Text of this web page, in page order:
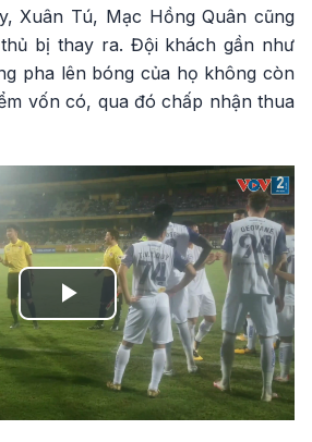
Xuân Tú, Mạc Hồng Quân cũng
bị thay ra. Đội khách gần như
pha lên bóng của họ không còn
vốn có, qua đó chấp nhận thua
Play
Video